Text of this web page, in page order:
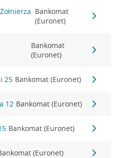
Bankomat
(Euronet)
Bankomat
(Euronet)
25 Bankomat (Euronet)
12 Bankomat (Euronet)
Bankomat (Euronet)
(Euronet)